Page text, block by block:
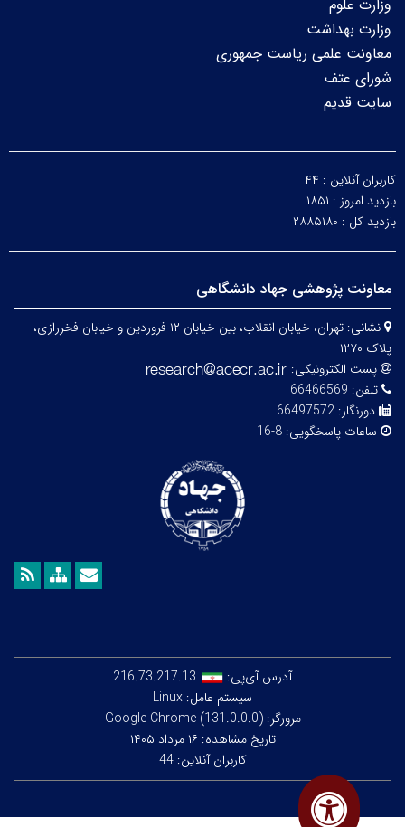
وزارت علوم
وزارت بهداشت
معاونت علمی ریاست جمهوری
شورای عتف
سایت قدیم
کاربران آنلاین : ۴۴
بازدید امروز : ۱۸۵۱
بازدید کل : ۲۸۸۵۱۸۰
معاونت پژوهشی جهاد دانشگاهی
نشانی:
تهران، خیابان انقلاب، بین خیابان ۱۲ فروردین و خیابان فخررازی،
پلاک ۱۲۷۰
پست الکترونیکی:
تلفن: 66466569
دورنگار: 66497572
ساعات پاسخگویی: 8-16
آدرس آی‌پی:
216.73.217.13
سیستم عامل: Linux
مرورگر: Google Chrome (131.0.0.0)
تاریخ مشاهده: ۱۶ مرداد ۱۴۰۵
کاربران آنلاین: 44